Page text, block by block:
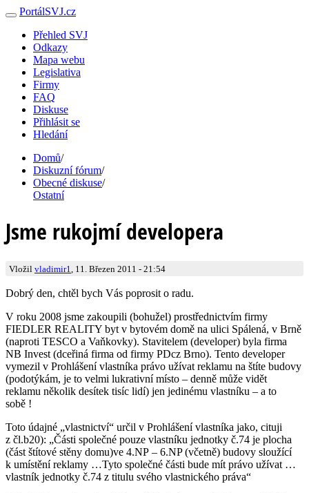
PortálSVJ.cz
Přehled SVJ
Odkazy
Mapa webu
Legislativa
Firmy
FAQ
Diskuse
Přihlásit se
Hledání
Domů/
Diskuzní fórum/
Obecné diskuse/
Ostatní
Jsme rukojmí developera
Vložil vladimir1 , 11. Březen 2011 - 21:54
Dobrý den, chtěl bych Vás poprosit o radu.
V roku 2008 jsme zakoupili (bohužel) prostřednictvím firmy
FIEDLER REALITY byt v bytovém domě na ulici Spálená, v Brně
(naproti TESCO a Vaňkovky). Stavitelem (developer) byla firma
NB Invest (dceřiná firma od firmy PDcz Brno). Tento developer
vymezil v Prohlášení vlastníka právo užívat reklamu na štíte budovy
(podotýkám, je to velmi lukrativní místo – denně může vidět
reklamu několik desítek tisíc lidí) jen jedinému vlastníku – a to
sobě !
Toto údajné „vlastnictví“ určil v Prohlášení vlastníka jako, cituji
z čl.b20): „Části společné pouze vlastníku jednotky č.74 je plocha
(část štítové stěny domu)ve 4.NP – 6.NP (včetně) budovy sloužící
k umístění reklamy …Tyto společné části bude mít právo užívat …
vlastník jednotky č.74 z titulu svého vlastnického práva“